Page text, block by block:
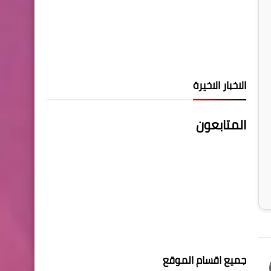
الاخبار الاخيرة
المتابعون
جميع اقسام الموقع